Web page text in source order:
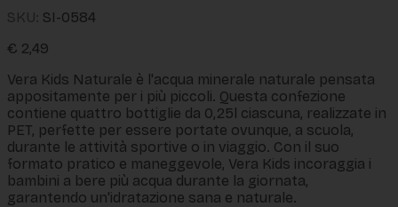
SKU: SI-0584
€ 2,49
Vera Kids Naturale è l'acqua minerale naturale pensata
appositamente per i più piccoli. Questa confezione
contiene quattro bottiglie da 0,25l ciascuna, realizzate in
PET, perfette per essere portate ovunque, a scuola,
durante le attività sportive o in viaggio. Con il suo
formato pratico e maneggevole, Vera Kids incoraggia i
bambini a bere più acqua durante la giornata,
garantendo un'idratazione sana e naturale.